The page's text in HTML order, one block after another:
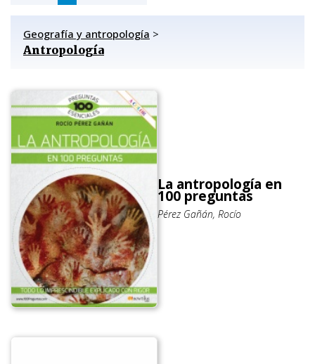
Geografía y antropología >
Antropología
La antropología en
100 preguntas
Pérez Gañán, Rocío